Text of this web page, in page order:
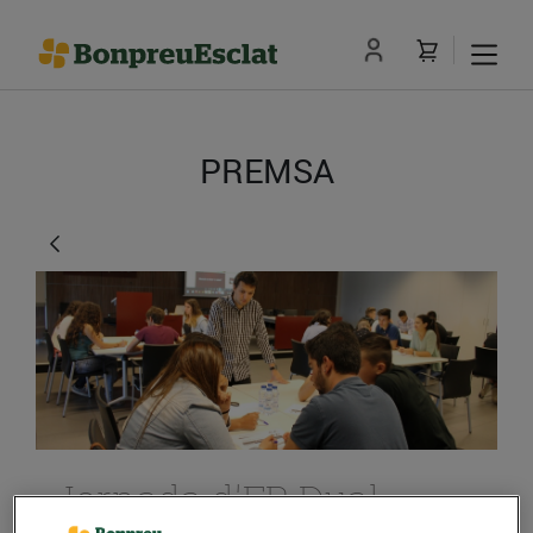
PREMSA
Jornada d'FP Dual